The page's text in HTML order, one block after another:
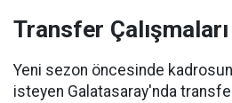
Transfer
Yeni sezon öncesinde
isteyen Galatasaray'nda